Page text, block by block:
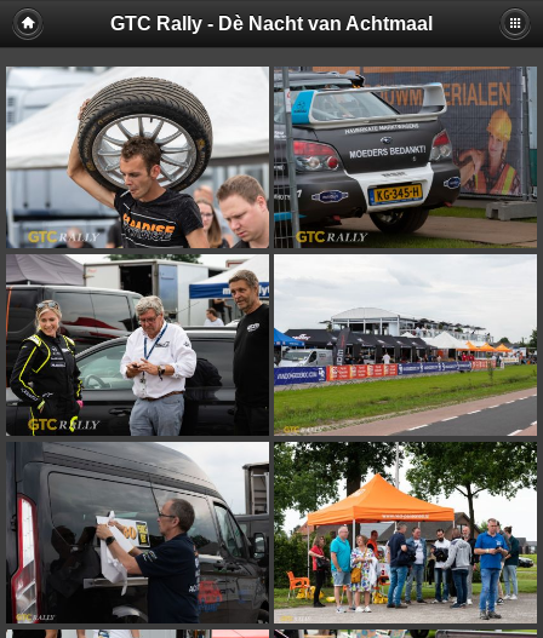
GTC Rally - Dè Nacht van Achtmaal